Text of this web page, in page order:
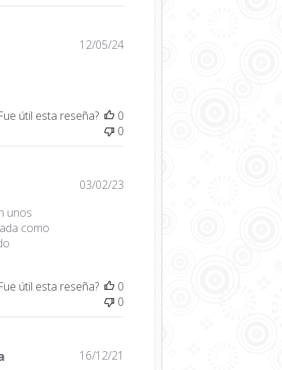
Fecha
12/05/24
útil esta reseña?
0
0
unos
como
03/02/23
útil esta reseña?
0
0
16/12/21